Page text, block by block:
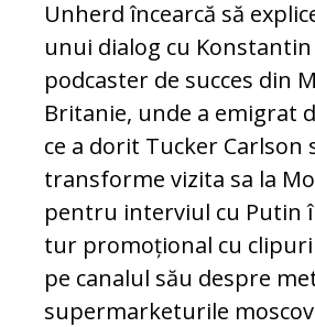
Unherd încearcă să
unui dialog cu
podcaster de succes din
Britanie, unde a emigrat
ce a dorit Tucker Carlson
transforme vizita sa la
pentru interviul cu Putin
tur promoțional cu
pe canalul său despre
supermarketurile